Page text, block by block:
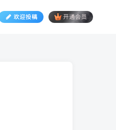
欢迎投稿 开通会员